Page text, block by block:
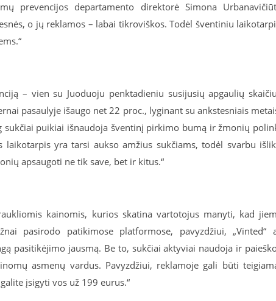
prevencijos departamento direktorė Simona
o jų reklamos – labai tikroviškos. Todėl šventiniu
– vien su Juoduoju penktadieniu susijusių apgaulių
pasaulyje išaugo net 22 proc., lyginant su ankstesniais
sukčiai puikiai išnaudoja šventinį pirkimo bumą ir žmonių
laikotarpis yra tarsi aukso amžius sukčiams, todėl svarbu
apsaugoti ne tik save, bet ir kitus.“
kainomis, kurios skatina vartotojus manyti, kad
pasirodo patikimose platformose, pavyzdžiui, „Vinted“
pasitikėjimo jausmą. Be to, sukčiai aktyviai naudoja ir
asmenų vardus. Pavyzdžiui, reklamoje gali būti
įsigyti vos už 199 eurus.“